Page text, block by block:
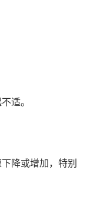
适。
降或增加，特别